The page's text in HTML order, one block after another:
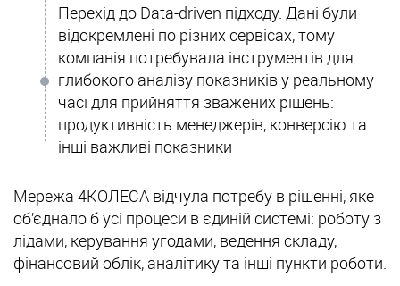
Перехід до Data-driven підходу. Дані були
відокремлені по різних сервісах, тому
компанія потребувала інструментів для
глибокого аналізу показників у реальному
часі для прийняття зважених рішень:
продуктивність менеджерів, конверсію та
інші важливі показники
Мережа 4КОЛЕСА відчула потребу в рішенні, яке
об’єднало б усі процеси в єдиній системі: роботу з
лідами, керування угодами, ведення складу,
фінансовий облік, аналітику та інші пункти роботи.